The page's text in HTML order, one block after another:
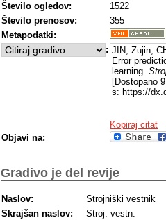
Število ogledov:
1522
Število prenosov:
355
Metapodatki:
: JIN, Zujin,
Error
learning.
[Dostopano
s: https://
Kopiraj citat
Objavi na:
Gradivo je del revije
Naslov:
Strojniški vestnik
Skrajšan naslov:
Stroj. vestn.